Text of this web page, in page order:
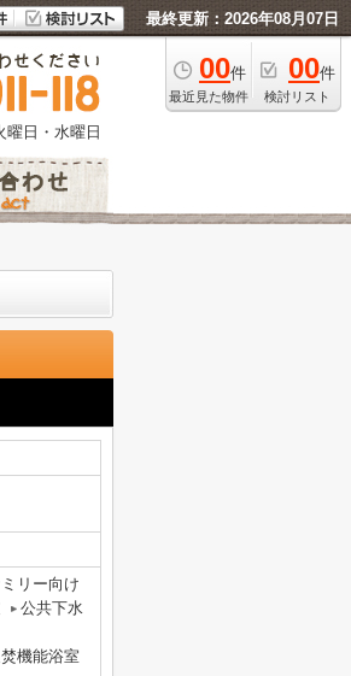
最終更新：2026年08月07日
00件
最近見た物件
00件
検討リスト
曜日・水曜日
リー向け
公共下水
機能浴室